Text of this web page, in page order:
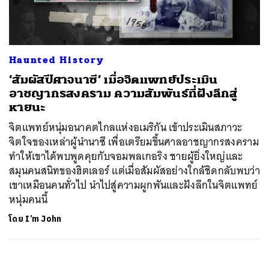
Haunted History
‘สัมผัสปีศาจนาซี’ เมื่อจิตแพทย์ประเมิน
อาชญากรสงคราม ความสัมพันธ์ที่ฝังลึกสู่
หายนะ
จิตแพทย์หนุ่มอนาคตไกลแห่งอเมริกัน เข้าประเมินสภาวะ
จิตใจของเหล่าผู้นำนาซี เพื่อเตรียมขึ้นศาลอาชญากรสงคราม
ทำให้เขาได้พบพูดคุยกับจอมพลเกอริง ชายผู้ยิ่งใหญ่และ
สมุนคนสนิทของฮิตเลอร์ แต่เมื่อสัมผัสอย่างใกล้ชิดกลับพบว่า
เขาเหมือนคนทั่วไป นำไปสู่ความผูกพันและฝังลึกในจิตแพทย์
หนุ่มคนนี้
โดย I’m John
SHARE TWEET